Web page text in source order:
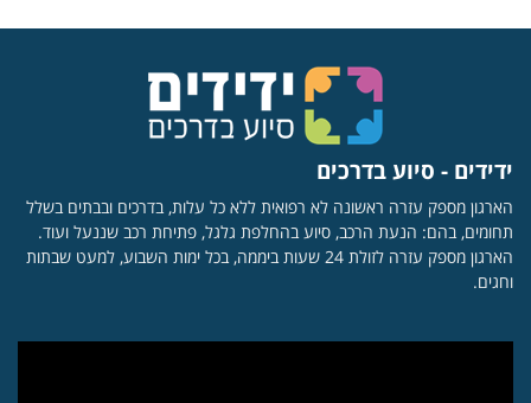
ידידים - סיוע בדרכים
הארגון מספק עזרה ראשונה לא רפואית ללא כל עלות, בדרכים ובבתים בשלל
תחומים, בהם: הנעת הרכב, סיוע בהחלפת גלגל, פתיחת רכב שננעל ועוד.
הארגון מספק עזרה לזולת 24 שעות ביממה, בכל ימות השבוע, למעט שבתות
וחגים.